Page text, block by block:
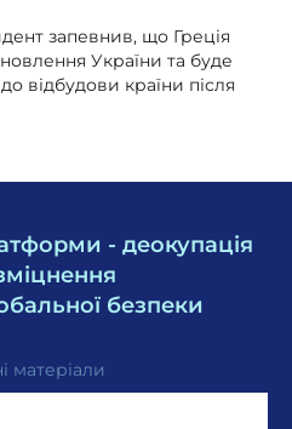
запевнив, що Греція
України та буде
відбудови країни після
- деокупація
безпеки
матеріали